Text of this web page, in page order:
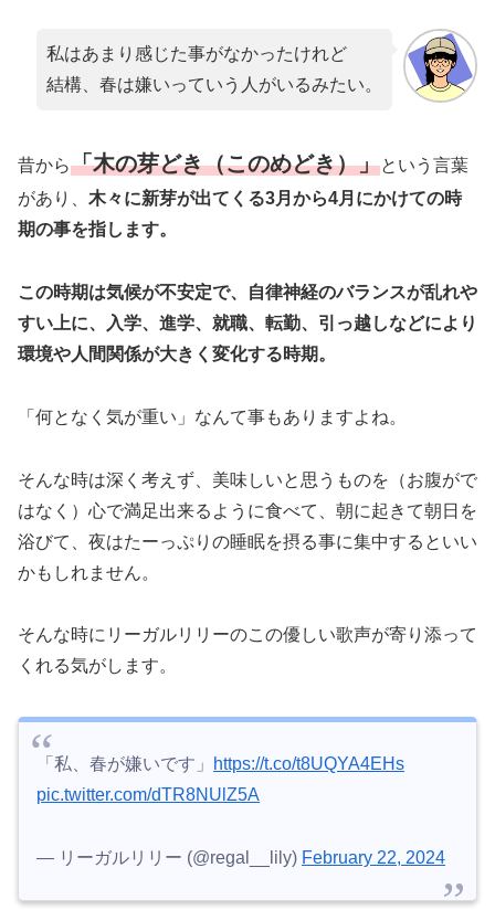
私はあまり感じた事がなかったけれど
結構、春は嫌いっていう人がいるみたい。
昔から「木の芽どき（このめどき）」という言葉
があり、 木々に新芽が出てくる3月から4月にかけての時
期の事を指します。
この時期は気候が不安定で、自律神経のバランスが乱れや
すい上に、入学、進学、就職、転勤、引っ越しなどにより
環境や人間関係が大きく変化する時期。
「何となく気が重い」なんて事もありますよね。
そんな時は深く考えず、美味しいと思うものを（お腹がで
はなく）心で満足出来るように食べて、朝に起きて朝日を
浴びて、夜はたーっぷりの睡眠を摂る事に集中するといい
かもしれません。
そんな時にリーガルリリーのこの優しい歌声が寄り添って
くれる気がします。
「私、春が嫌いです」
https://t.co/t8UQYA4EHs
pic.twitter.com/dTR8NUlZ5A
— リーガルリリー (@regal__lily) February 22, 2024